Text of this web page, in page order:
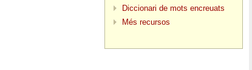
Diccionari de mots encreuats
Més recursos